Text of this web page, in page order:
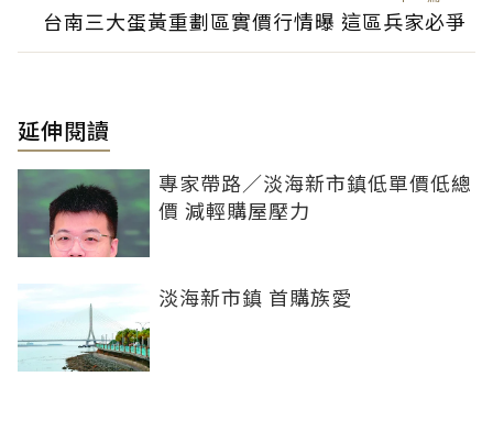
台南三大蛋黃重劃區實價行情曝 這區兵家必爭
延伸閱讀
專家帶路／淡海新市鎮低單價低總
價 減輕購屋壓力
淡海新市鎮 首購族愛